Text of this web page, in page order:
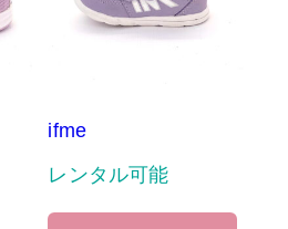
ifme
レンタル可能